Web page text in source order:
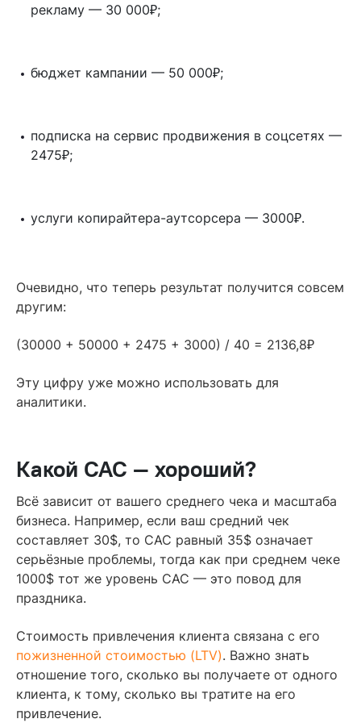
рекламу — 30 000₽;
бюджет кампании — 50 000₽;
подписка на сервис продвижения в соцсетях —
2475₽;
услуги копирайтера-аутсорсера — 3000₽.
Очевидно, что теперь результат получится совсем
другим:
(30000 + 50000 + 2475 + 3000) / 40 = 2136,8₽
Эту цифру уже можно использовать для
аналитики.
Какой CAC — хороший?
Всё зависит от вашего среднего чека и масштаба
бизнеса. Например, если ваш средний чек
составляет 30$, то CAC равный 35$ означает
серьёзные проблемы, тогда как при среднем чеке
1000$ тот же уровень CAC — это повод для
праздника.
Стоимость привлечения клиента связана с его
пожизненной стоимостью (LTV). Важно знать
отношение того, сколько вы получаете от одного
клиента, к тому, сколько вы тратите на его
привлечение.